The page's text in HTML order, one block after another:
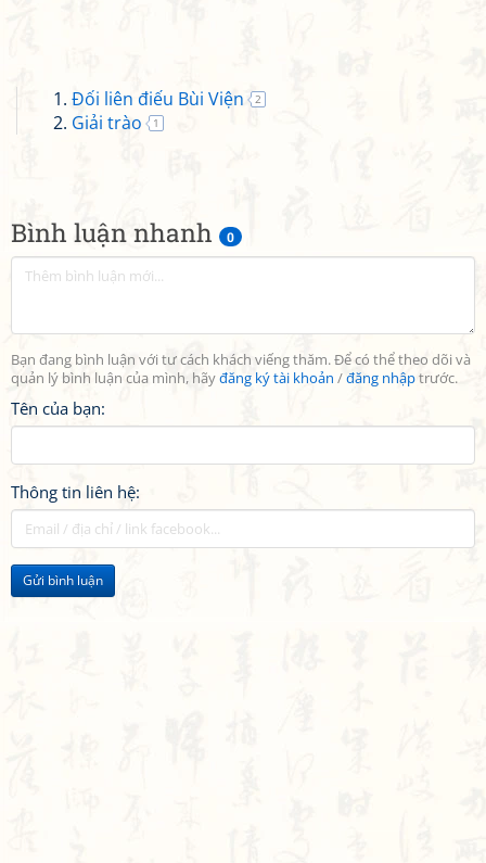
Bình luận nhanh 0
Bạn đang bình luận với tư cách khách viếng thăm. Để có thể theo dõi và
quản lý bình luận của mình, hãyđăng ký tài khoản /đăng nhậptrước.
Tên của bạn:
Thông tin liên hệ:
Gửi bình luận
Đối liên điếu Bùi Viện 2
Giải trào 1